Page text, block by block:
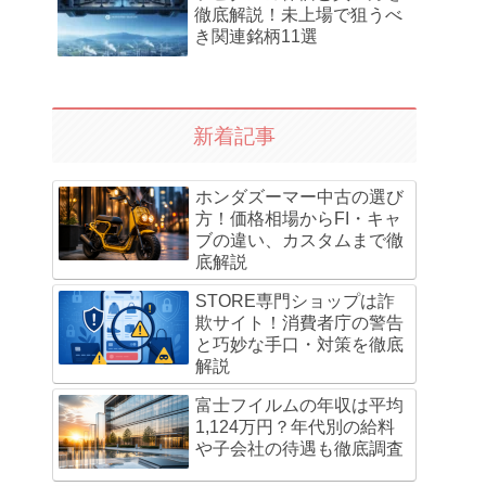
徹底解説！未上場で狙うべ
き関連銘柄11選
新着記事
ホンダズーマー中古の選び
方！価格相場からFI・キャ
ブの違い、カスタムまで徹
底解説
STORE専門ショップは詐
欺サイト！消費者庁の警告
と巧妙な手口・対策を徹底
解説
富士フイルムの年収は平均
1,124万円？年代別の給料
や子会社の待遇も徹底調査